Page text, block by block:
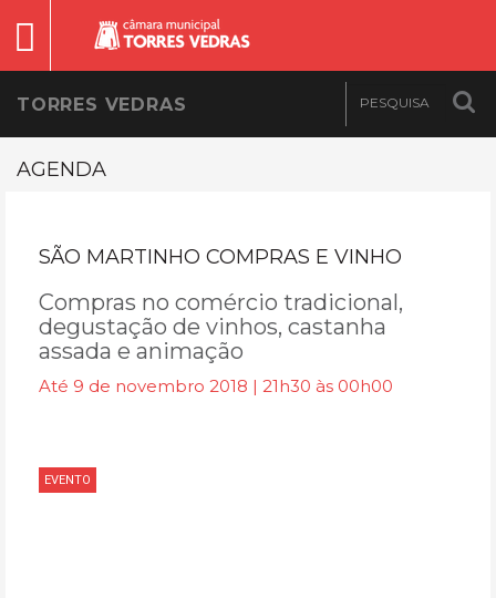
TORRES VEDRAS
AGENDA
SÃO MARTINHO COMPRAS E VINHO
Compras no comércio tradicional,
degustação de vinhos, castanha
assada e animação
Até 9 de novembro 2018 | 21h30 às 00h00
EVENTO